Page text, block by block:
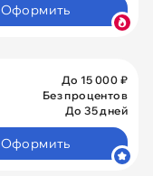
Оформить
До 15 000 ₽
Без процентов
До 35 дней
Оформить